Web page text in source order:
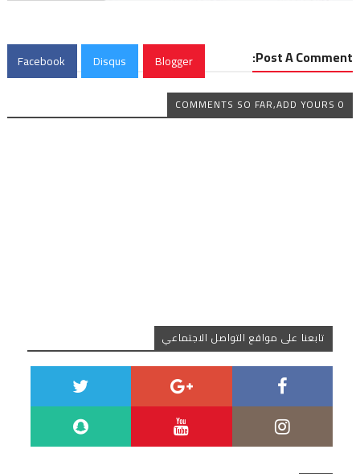
Post A Comment:
Blogger
Disqus
Facebook
0 COMMENTS SO FAR,ADD YOURS
تابعنا على مواقع التواصل الاجتماعي